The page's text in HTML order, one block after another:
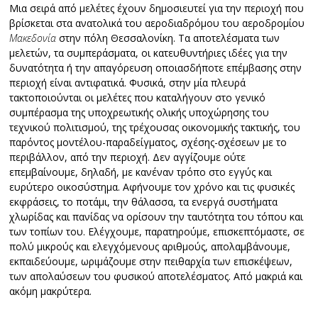
Μια σειρά από μελέτες έχουν δημοσιευτεί για την περιοχή που
βρίσκεται στα ανατολικά του αεροδιαδρόμου του αεροδρομίου
Μακεδονία στην πόλη Θεσσαλονίκη. Τα αποτελέσματα των
μελετών, τα συμπεράσματα, οι κατευθυντήριες ιδέες για την
δυνατότητα ή την απαγόρευση οποιασδήποτε επέμβασης στην
περιοχή είναι αντιφατικά. Φυσικά, στην μία πλευρά
τακτοποιούνται οι μελέτες που καταλήγουν στο γενικό
συμπέρασμα της υποχρεωτικής ολικής υποχώρησης του
τεχνικού πολιτισμού, της τρέχουσας οικονομικής τακτικής, του
παρόντος μοντέλου-παραδείγματος, σχέσης-σχέσεων με το
περιβάλλον, από την περιοχή. Δεν αγγίζουμε ούτε
επεμβαίνουμε, δηλαδή, με κανέναν τρόπο στο εγγύς και
ευρύτερο οικοσύστημα. Αφήνουμε τον χρόνο και τις φυσικές
εκφράσεις, το ποτάμι, την θάλασσα, τα ενεργά συστήματα
χλωρίδας και πανίδας να ορίσουν την ταυτότητα του τόπου και
των τοπίων του. Ελέγχουμε, παρατηρούμε, επισκεπτόμαστε, σε
πολύ μικρούς και ελεγχόμενους αριθμούς, απολαμβάνουμε,
εκπαιδεύουμε, ωριμάζουμε στην πειθαρχία των επισκέψεων,
των απολαύσεων του φυσικού αποτελέσματος. Από μακριά και
ακόμη μακρύτερα.